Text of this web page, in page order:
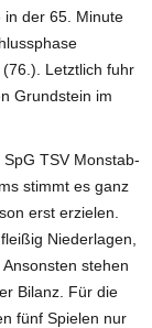
in der 65. Minute
Letztlich fuhr
Grundstein im
TSV Monstab-
stimmt es ganz
erst erzielen.
Niederlagen,
stehen
Bilanz. Für die
fünf Spielen nur